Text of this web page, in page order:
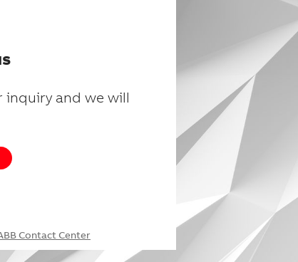
inquiry and we will
Contact Center